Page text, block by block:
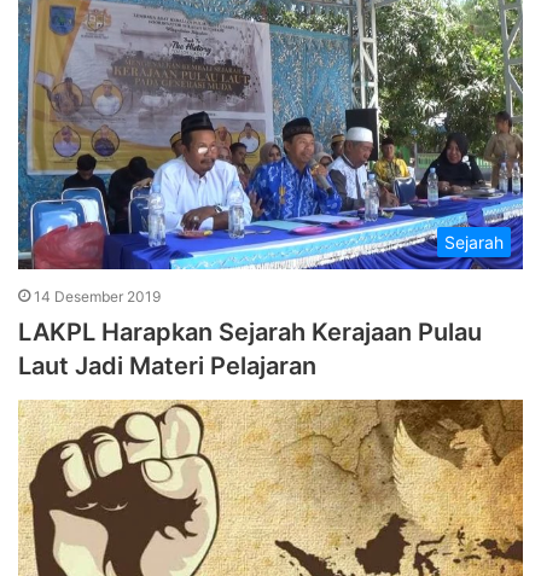
Sejarah
14 Desember 2019
LAKPL Harapkan Sejarah Kerajaan Pulau
Laut Jadi Materi Pelajaran